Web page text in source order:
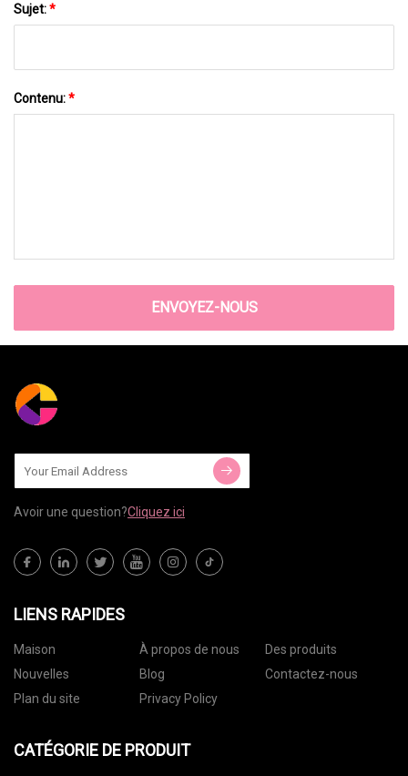
Sujet:*
Contenu:*
ENVOYEZ-NOUS
Avoir une question?Cliquez ici
LIENS RAPIDES
Maison À propos de nous
Des produits
Nouvelles
Blog
Contactez-nous
Plan du site
Privacy Policy
CATÉGORIE DE PRODUIT